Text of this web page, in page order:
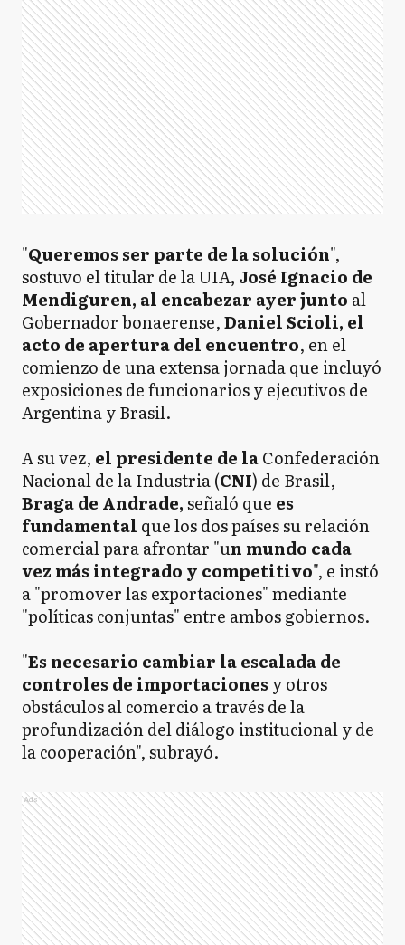
"Queremos ser parte de la solución",
sostuvo el titular de la UIA, José Ignacio de
Mendiguren, al encabezar ayer junto al
Gobernador bonaerense,Daniel Scioli, el
acto de apertura del encuentro, en el
comienzo de una extensa jornada que incluyó
exposiciones de funcionarios y ejecutivos de
Argentina y Brasil.
A su vez, el presidente de laConfederación
Nacional de la Industria (CNI) de Brasil,
Braga de Andrade,señaló que es
fundamental que los dos países su relación
comercial para afrontar "un mundo cada
vez más integrado y competitivo", e instó
a "promover las exportaciones" mediante
"políticas conjuntas" entre ambos gobiernos.
"Es necesario cambiar la escalada de
controles de importaciones y otros
obstáculos al comercio a través de la
profundización del diálogo institucional y de
la cooperación", subrayó.
Ads